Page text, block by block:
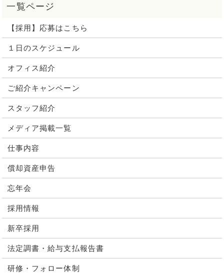
【採用】応募はこちら
１日のスケジュール
オフィス紹介
ご紹介キャンペーン
スタッフ紹介
メディア掲載一覧
仕事内容
償却資産申告
忘年会
採用情報
新卒採用
法定調書・給与支払報告書
研修・フォロー体制